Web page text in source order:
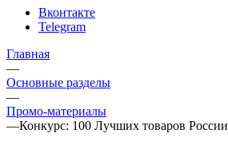
Вконтакте
Telegram
Главная
—
Основные разделы
—
Промо-материалы
—Конкурс: 100 Лучших товаров России